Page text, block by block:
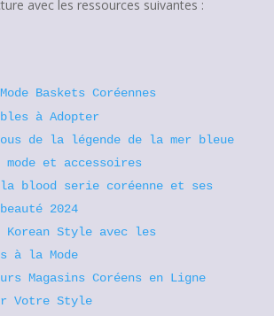
avec les ressources suivantes :
Baskets Coréennes
à Adopter
de la légende de la mer bleue
et accessoires
la blood serie coréenne et ses
2024
Korean Style avec les
à la Mode
Magasins Coréens en Ligne
Votre Style